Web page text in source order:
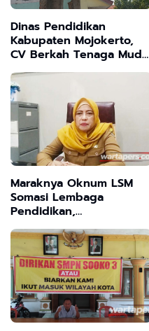
Dinas Pendidikan
Kabupaten Mojokerto,
CV Berkah Tenaga Muda,
dan CV Reskindo Wasa
Disorot Soal Dugaan
Pelanggaran K3 Proyek
TKNP II Gedeg
Maraknya Oknum LSM
Somasi Lembaga
Pendidikan,
Bakesbangpol: Lembaga
Punya Hak Untuk Tidak
Menjawab